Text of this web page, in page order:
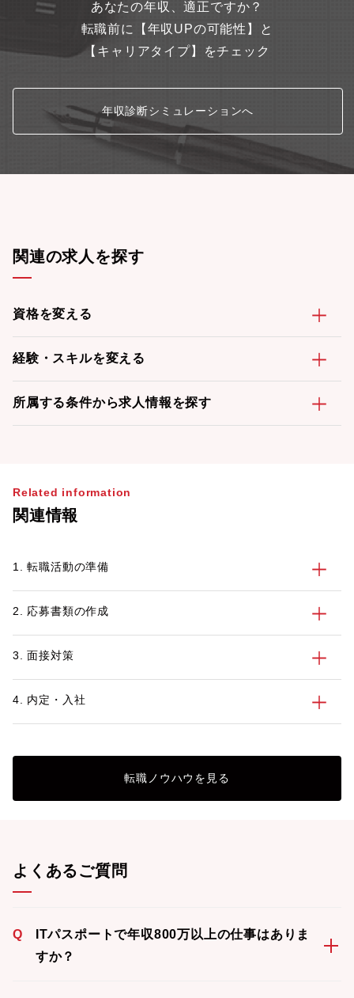
務のDXを専任で推進するポジションです。業務変革推進の中核と
して、業務プロセス改革やデータ活用、AI・IT施策の企画から実
集中できる環境で、財務×デジタルの専門性を高められます。【企
には航空・宇宙へと、様々な分野に事業領域を拡張してきまし
ひとつとして、新しい時代を切り拓いてきています。その根底に
あるのは「技術をもって社会の発展に貢献する」という経営理念
です。現在では、各種エネルギーシステム、物流システム、産業
機械、ターボチャージャ、航空エンジン、宇宙開発機器などの製
品分野において、「顧客満足の向上」を企業活動の中心に置き、
る環境づくりに取り組んでいます。
あなたの年収、適正ですか？
転職前に【年収UPの可能性】と
【キャリアタイプ】をチェック
年収診断シミュレーションへ
関連の求人を探す
資格を変える
経験・スキルを変える
所属する条件から求人情報を探す
Related information
関連情報
1. 転職活動の準備
2. 応募書類の作成
3. 面接対策
4. 内定・入社
転職ノウハウを見る
よくあるご質問
Q
ITパスポートで年収800万以上の仕事はありま
すか？